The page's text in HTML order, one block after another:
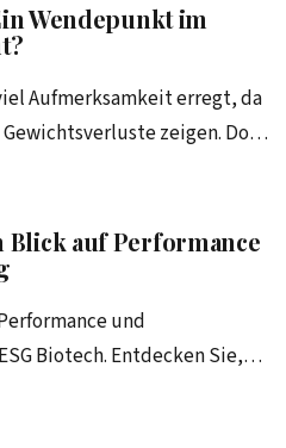
Wendepunkt im
Aufmerksamkeit erregt, da
zeigen. Doch
Blick auf Performance
und
Biotech. Entdecken Sie,